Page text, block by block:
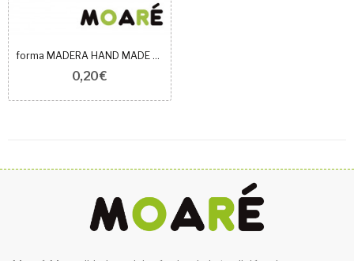
forma MADERA HAND MADE 35X15 mm
0,20 €